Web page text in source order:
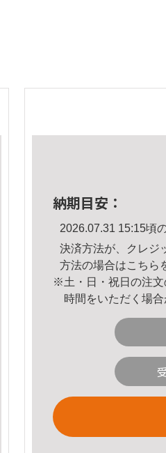
納期目安：
2026.07.31 15:15頃
決済方法が、クレジ
方法の場合はこちら
※土・日・祝日の注文
時間をいただく場合